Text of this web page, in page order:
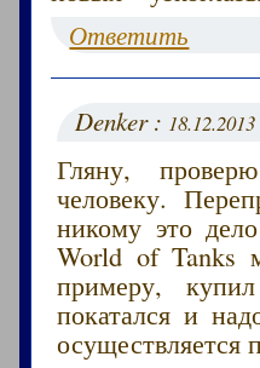
Ответить
Denker :
Гляну,
человеку.
никому это
World of Tanks
примеру,
покатался и
осуществляется